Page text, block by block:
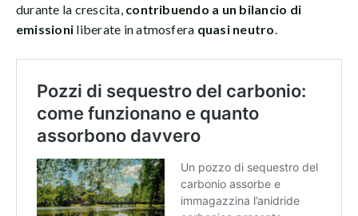
durante la crescita, contribuendo a un bilancio di
emissioni liberate in atmosfera quasi neutro